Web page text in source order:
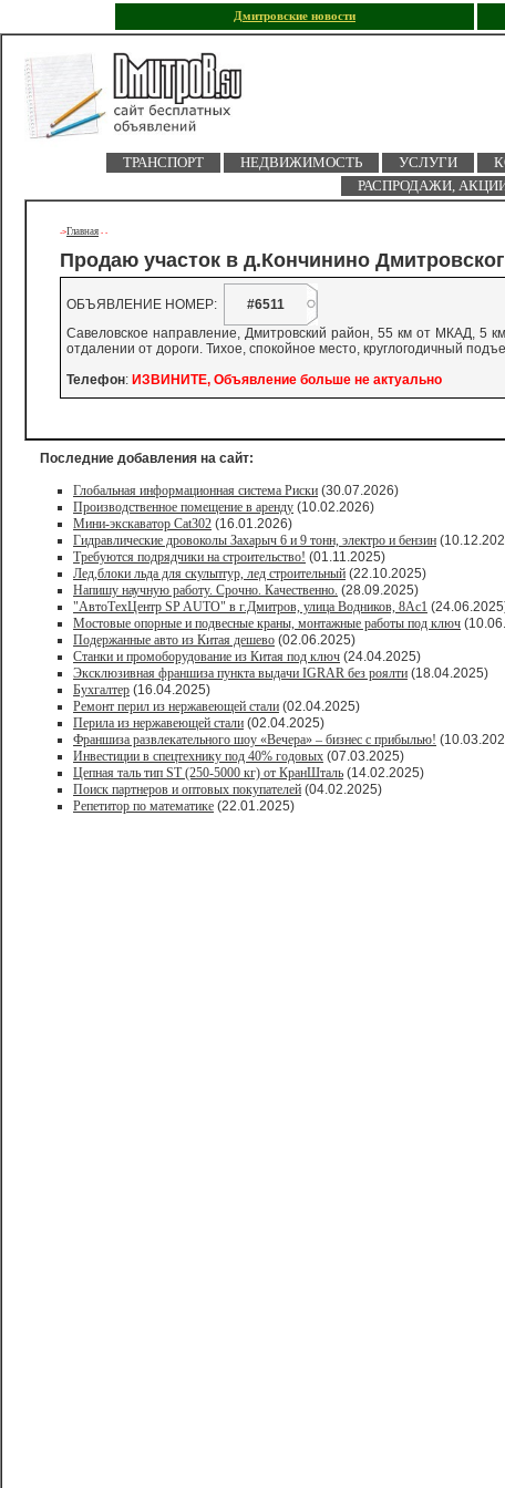
Дмитровские новости
ТРАНСПОРТ НЕДВИЖИМОСТЬ УСЛУГИ
РАСПРОДАЖИ,
->Главная - -
Продаю участок в д.Кончинино
ОБЪЯВЛЕНИЕ НОМЕР:
#6511
Савеловское направление, Дмитровский район, 55 км от МКАД, 5
отдалении от дороги. Тихое, спокойное место, круглогодичный
Телефон: ИЗВИНИТЕ, Объявление больше не актуально
Последние добавления на сайт:
Глобальная информационная система Риски (30.07.2026)
Производственное помещение в аренду (10.02.2026)
Мини-экскаватор Cat302 (16.01.2026)
Гидравлические дровоколы Захарыч 6 и 9 тонн, электро и бензин
Требуются подрядчики на строительство! (01.11.2025)
Лед,блоки льда для скульптур, лед строительный (22.10.2025)
Напишу научную работу. Срочно. Качественно. (28.09.2025)
"АвтоТехЦентр SP AUTO" в г.Дмитров, улица Водников, 8Ас1
Мостовые опорные и подвесные краны, монтажные работы под ключ
Подержанные авто из Китая дешево (02.06.2025)
Станки и промоборудование из Китая под ключ (24.04.2025)
Эксклюзивная франшиза пункта выдачи IGRAR без роялти (18.04.2025)
Бухгалтер (16.04.2025)
Ремонт перил из нержавеющей стали (02.04.2025)
Перила из нержавеющей стали (02.04.2025)
Франшиза развлекательного шоу «Вечера» – бизнес с прибылью!
Инвестиции в спецтехнику под 40% годовых (07.03.2025)
Цепная таль тип ST (250-5000 кг) от КранШталь (14.02.2025)
Поиск партнеров и оптовых покупателей (04.02.2025)
Репетитор по математике (22.01.2025)